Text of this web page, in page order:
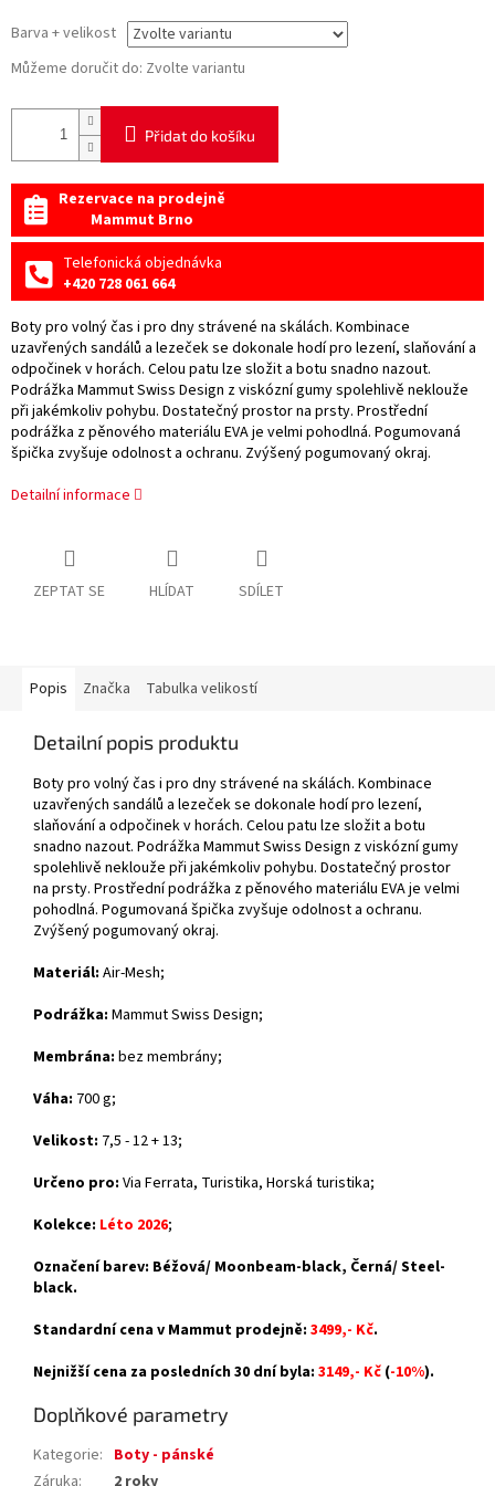
Barva + velikost
Můžeme doručit do: Zvolte variantu
Přidat do košíku
Rezervace na prodejně
Mammut Brno
Telefonická objednávka
+420 728 061 664
Boty pro volný čas i pro dny strávené na skálách. Kombinace
uzavřených sandálů a lezeček se dokonale hodí pro lezení, slaňování a
odpočinek v horách. Celou patu lze složit a botu snadno nazout.
Podrážka Mammut Swiss Design z viskózní gumy spolehlivě neklouže
při jakémkoliv pohybu. Dostatečný prostor na prsty. Prostřední
podrážka z pěnového materiálu EVA je velmi pohodlná. Pogumovaná
špička zvyšuje odolnost a ochranu. Zvýšený pogumovaný okraj.
Detailní informace
ZEPTAT SE HLÍDAT SDÍLET
Popis Značka Tabulka velikostí
Detailní popis produktu
Boty pro volný čas i pro dny strávené na skálách. Kombinace
uzavřených sandálů a lezeček se dokonale hodí pro lezení,
slaňování a odpočinek v horách. Celou patu lze složit a botu
snadno nazout. Podrážka Mammut Swiss Design z viskózní gumy
spolehlivě neklouže při jakémkoliv pohybu. Dostatečný prostor
na prsty. Prostřední podrážka z pěnového materiálu EVA je velmi
pohodlná. Pogumovaná špička zvyšuje odolnost a ochranu.
Zvýšený pogumovaný okraj.
Materiál: Air-Mesh;
Podrážka: Mammut Swiss Design;
Membrána: bez membrány;
Váha: 700 g;
Velikost: 7,5 - 12 + 13;
Určeno pro: Via Ferrata, Turistika, Horská turistika;
Kolekce: Léto 2026;
Označení barev: Béžová/ Moonbeam-black, Černá/ Steel-
black.
Standardní cena v Mammut prodejně: 3499,- Kč.
Nejnižší cena za posledních 30 dní byla: 3149,- Kč (-10%).
Doplňkové parametry
Kategorie: Boty - pánské